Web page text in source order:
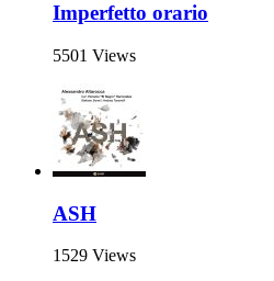
Imperfetto orario
5501 Views
ASH
1529 Views